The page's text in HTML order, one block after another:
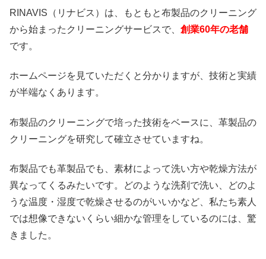
RINAVIS（リナビス）は、もともと布製品のクリーニング
から始まったクリーニングサービスで、 創業60年の老舗
です。
ホームページを見ていただくと分かりますが、技術と実績
が半端なくあります。
布製品のクリーニングで培った技術をベースに、革製品の
クリーニングを研究して確立させていますね。
布製品でも革製品でも、素材によって洗い方や乾燥方法が
異なってくるみたいです。どのような洗剤で洗い、どのよ
うな温度・湿度で乾燥させるのがいいかなど、私たち素人
では想像できないくらい細かな管理をしているのには、驚
きました。